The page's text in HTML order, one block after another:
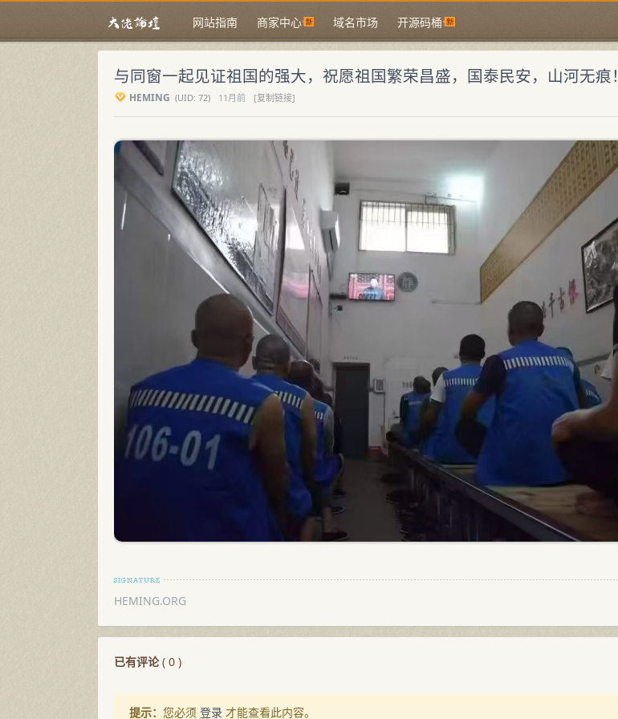
网站指南 商家中心 域名市场 开源码桶
与同窗一起见证祖国的强大，祝愿祖国繁荣昌盛，国泰民安，山河无痕！
HEMING (UID: 72) 11月前
[复制链接]
HEMING.ORG
已有评论( 0 )
提示： 您必须 登录 才能查看此内容。